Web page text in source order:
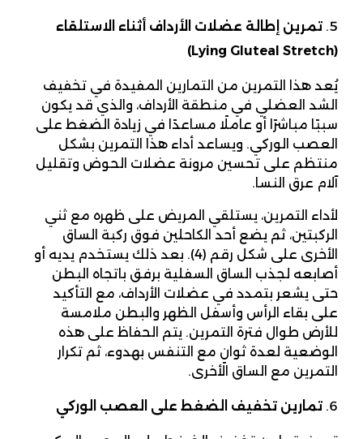
تمرين إطالة عضلات الأرداف أثناء الاستلقاء
(Lying Gluteal Stretch)
يُعد هذا التمرين من التمارين المفيدة في تخفيف
الشد العضلي في منطقة الأرداف، والذي قد يكون
سببًا مباشرًا أو عاملًا مساعدًا في زيادة الضغط على
العصب الوركي. ويساعد أداء هذا التمرين بشكل
منتظم على تحسين مرونة عضلات الحوض وتقليل
آلام عرق النسا.
لأداء التمرين، يستلقي المريض على ظهره مع ثني
الركبتين، ثم يضع أحد الكاحلين فوق ركبة الساق
الأخرى على شكل رقم (4). بعد ذلك يستخدم يديه أو
أصابعه لجذب الساق السفلية برفق باتجاه البطن
حتى يشعر بتمدد في عضلات الأرداف، مع التأكيد
على بقاء الرأس وأسفل الظهر والبطن ملامسة
للأرض طوال فترة التمرين. يتم الحفاظ على هذه
الوضعية لعدة ثوانٍ مع التنفس بهدوء، ثم تكرار
التمرين مع الساق الأخرى.
تمارين تخفيف الضغط على العصب الوركي